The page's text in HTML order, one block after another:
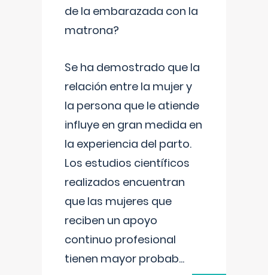
de la embarazada con la
matrona?
Se ha demostrado que la
relación entre la mujer y
la persona que le atiende
influye en gran medida en
la experiencia del parto.
Los estudios científicos
realizados encuentran
que las mujeres que
reciben un apoyo
continuo profesional
tienen mayor probab...